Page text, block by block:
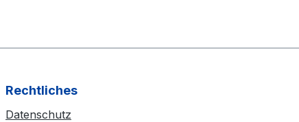
Rechtliches
Datenschutz